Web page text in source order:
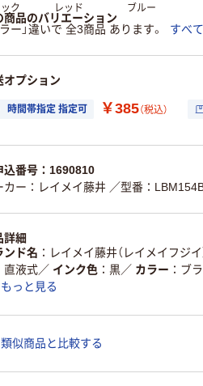
ク レッド ブルー
商品のバリエーション
ラー」違いで 全3商品 あります。
すべ
オプション
時間帯指定 指定可 ￥385（税込）
込番号：1690810
カー：レイメイ藤井 ／型番：
詳細
ンド名
レイメイ藤井（レイメイフジイ
直液式／ インク色 黒／ カラー
ブ
もっと見る
類似商品と比較する